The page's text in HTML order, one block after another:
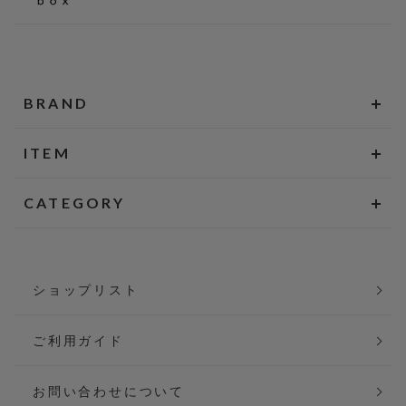
BRAND
ITEM
CATEGORY
ショップリスト
ご利用ガイド
お問い合わせについて